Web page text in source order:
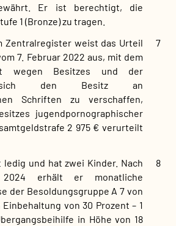
Er ist berechtigt, die
1 (Bronze) zu tragen.
7
Zentralregister weist das Urteil
7. Februar 2022 aus, mit dem
wegen Besitzes und der
sich den Besitz an
Schriften zu verschaffen,
jugendpornographischer
2 975 € verurteilt
8
und hat zwei Kinder. Nach
erhält er monatliche
der Besoldungsgruppe A 7 von
von 30 Prozent – 1
in Höhe von 18